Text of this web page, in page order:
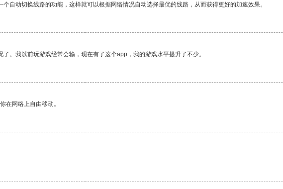
自动切换线路的功能，这样就可以根据网络情况自动选择最优的线路，从而获得更好的加速效果。
。我以前玩游戏经常会输，现在有了这个app，我的游戏水平提升了不少。
在网络上自由移动。